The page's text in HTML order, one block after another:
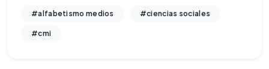
#alfabetismo medios #ciencias sociales
#cmi